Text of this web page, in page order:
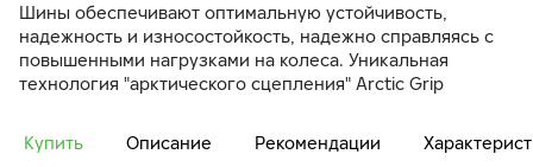
Шины обеспечивают оптимальную устойчивость,
надежность и износостойкость, надежно справляясь с
повышенными нагрузками на колеса. Уникальная
технология "арктического сцепления" Arctic Grip
гарантирует повышенную прочность и устойчивость к
Купить Описание Рекомендации